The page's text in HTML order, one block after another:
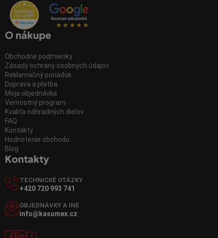
O nákupe
Obchodné podmienky
Zásady ochrany osobných údajov
Reklamačný poriadok
Doprava a platba
Moja objednávka
Vernostný program
Kvalita náhradných dielov
FAQ
Kontakty
Hodnotenie obchodu
Blog
Kontakty
TECHNICKÉ OTÁZKY
+420 720 993 741
OBJEDNÁVKY A INÉ
info@kasumex.cz